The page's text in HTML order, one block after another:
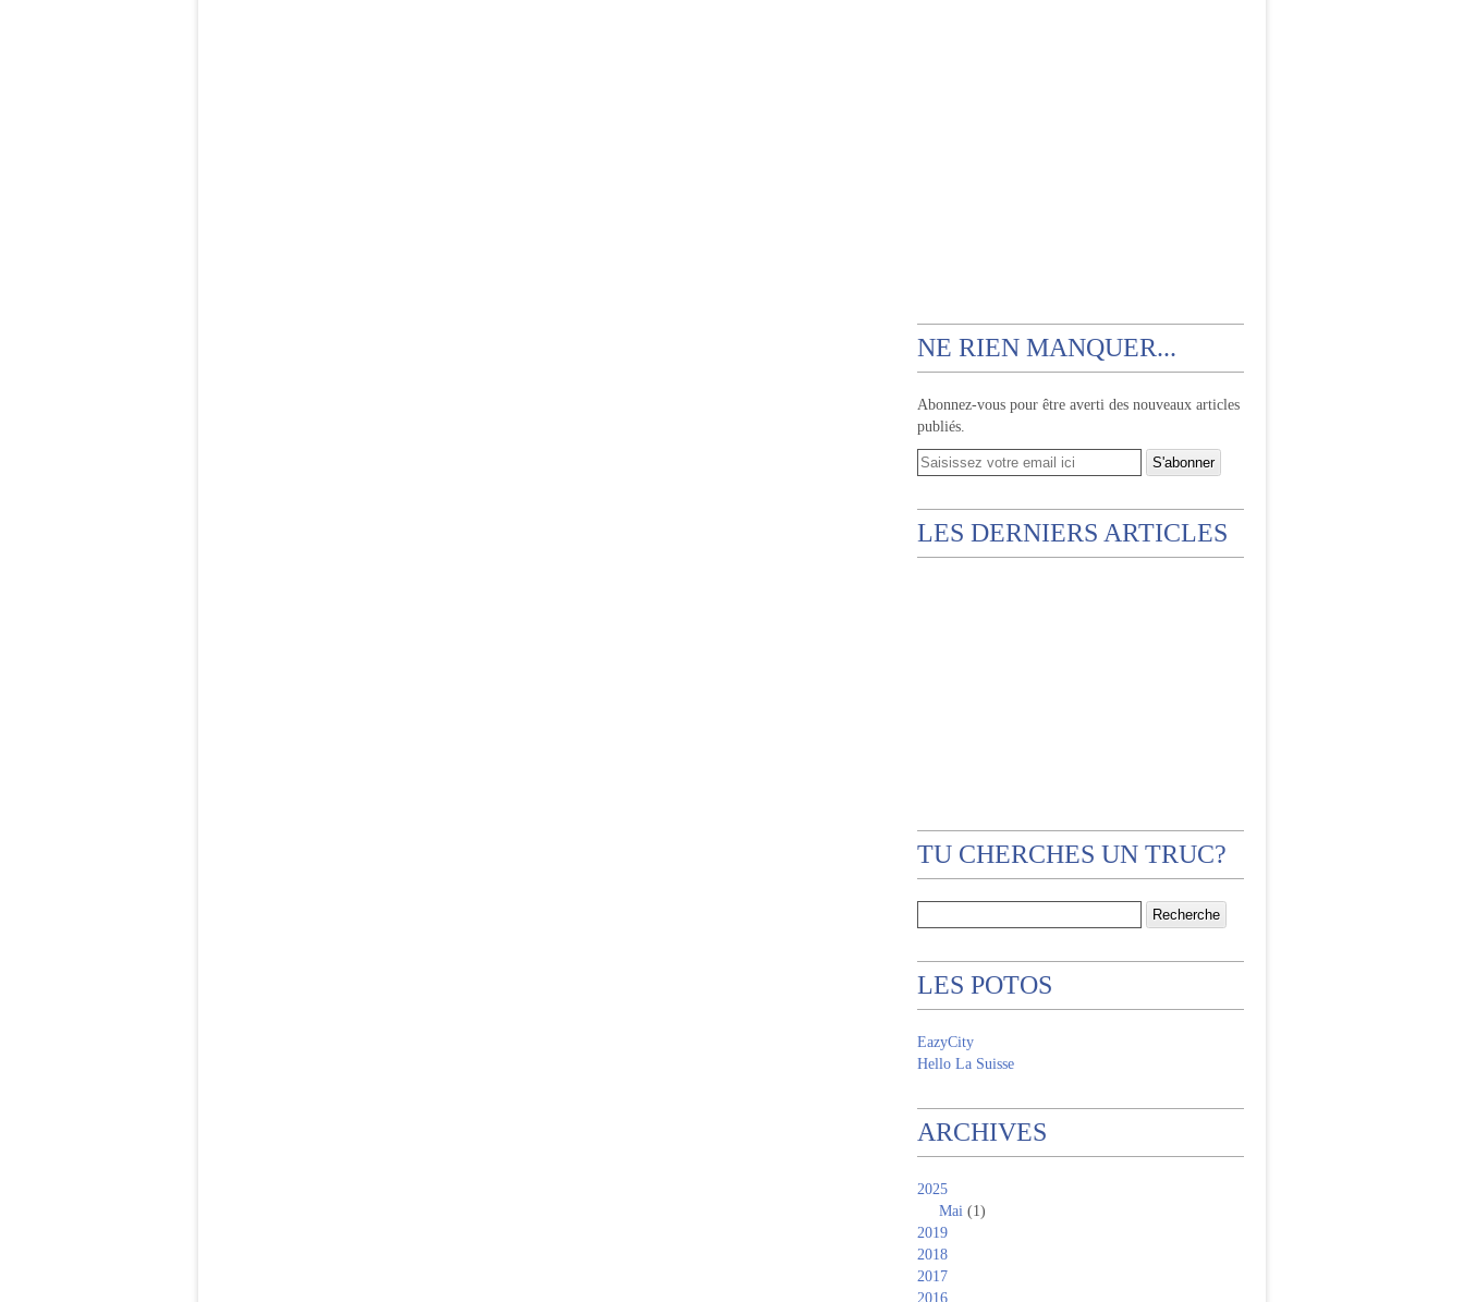
NE RIEN MANQUER...
Abonnez-vous pour être averti des nouveaux articles
publiés.
LES DERNIERS ARTICLES
TU CHERCHES UN TRUC?
LES POTOS
EazyCity
Hello La Suisse
ARCHIVES
2025
Mai (1)
2019
2018
2017
2016